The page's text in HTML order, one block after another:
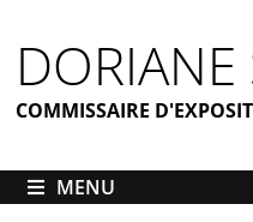
au
contenu
DORIANE
COMMISSAIRE
MENU